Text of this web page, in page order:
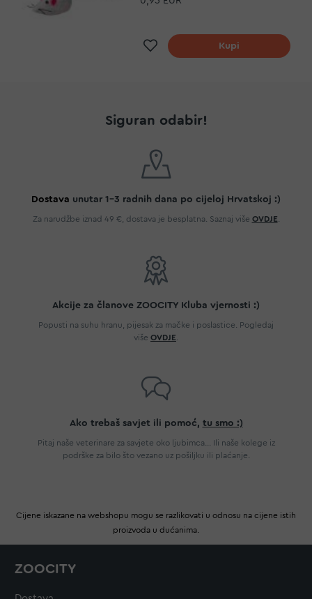
Dodaj na listu želja
Kupi
Siguran odabir!
Dostava unutar 1-3 radnih dana po cijeloj Hrvatskoj :)
Za narudžbe iznad 49 €, dostava je besplatna. Saznaj više OVDJE
Akcije za članove ZOOCITY Kluba vjernosti :)
Popusti na suhu hranu, pijesak za mačke i poslastice. Pogledaj
više OVDJE
Ako trebaš savjet ili pomoć, tu smo :)
Pitaj naše veterinare za savjete oko ljubimca... Ili naše kolege iz
podrške za bilo što vezano uz pošiljku ili plaćanje.
Cijene iskazane na webshopu mogu se razlikovati u odnosu na cijene istih
proizvoda u dućanima.
ZOOCITY